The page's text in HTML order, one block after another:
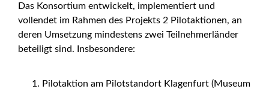
Das Konsortium entwickelt, implementiert und
vollendet im Rahmen des Projekts 2 Pilotaktionen, an
deren Umsetzung mindestens zwei Teilnehmerländer
beteiligt sind. Insbesondere:
Pilotaktion am Pilotstandort Klagenfurt (Museum